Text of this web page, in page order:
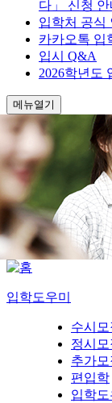
다」 신청 안
입학처 공식
카카오톡 입
입시 Q&A
2026학년도
메뉴열기
입학도우미
수시모
정시모
추가모
편입학
입학도